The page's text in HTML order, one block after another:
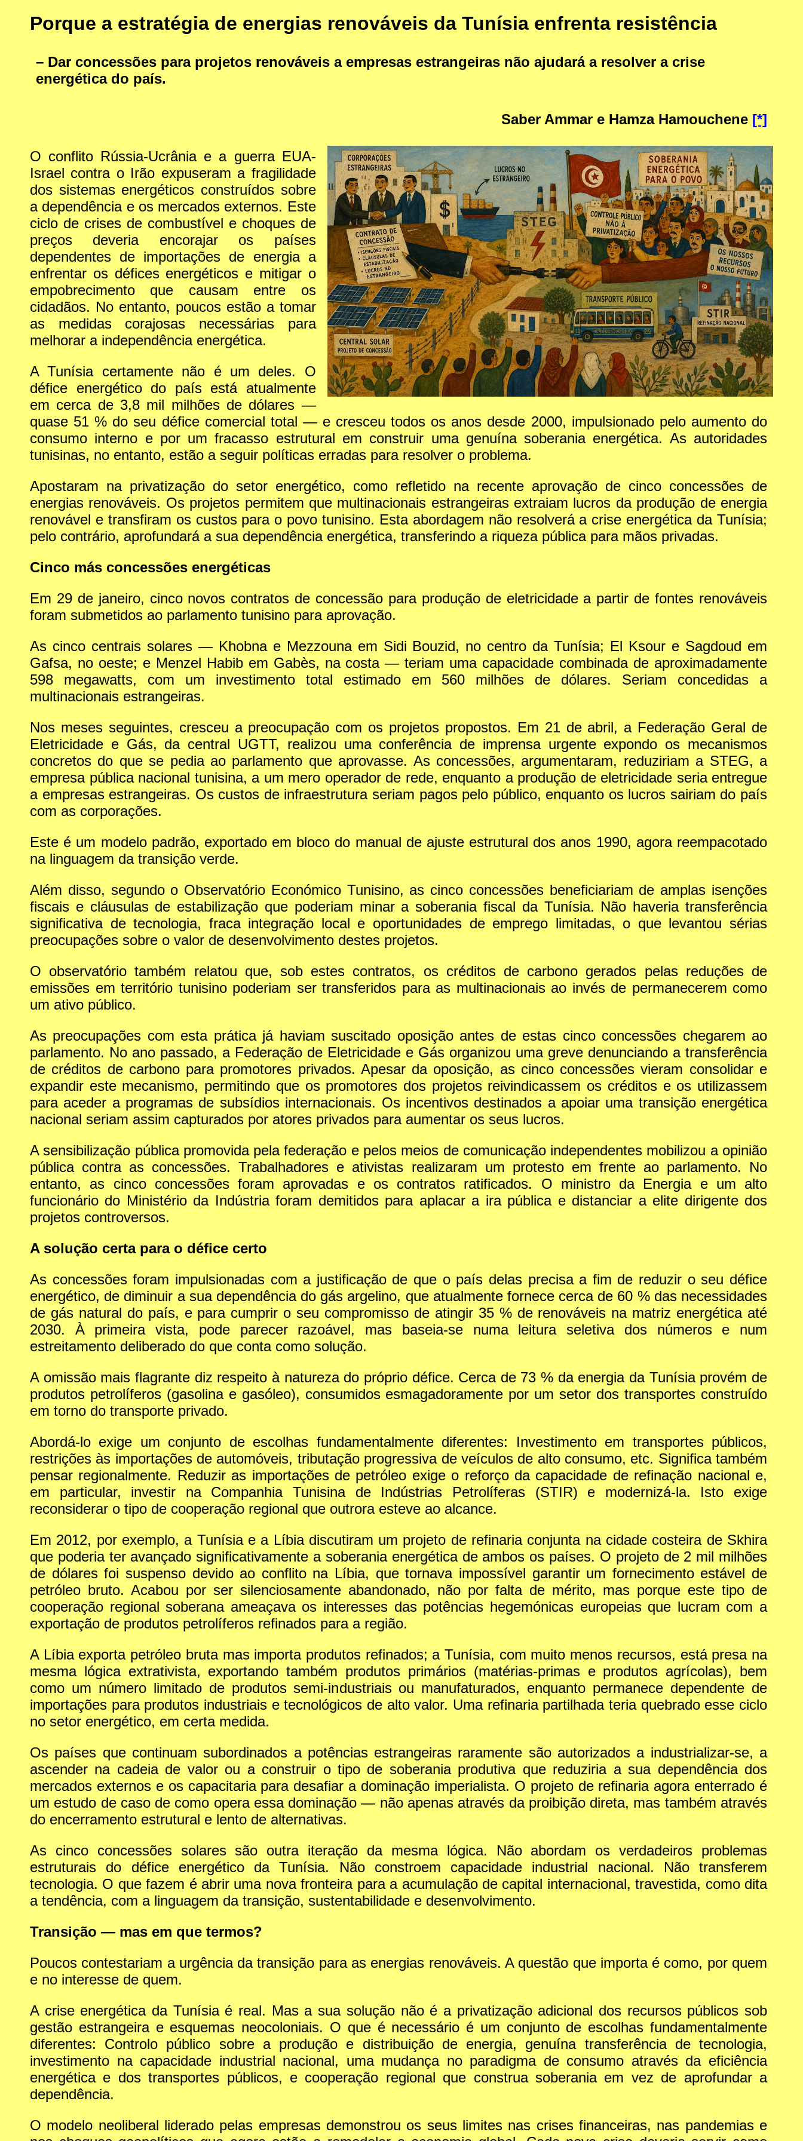
Porque a estratégia de energias renováveis da Tunísia enfrenta resistência
– Dar concessões para projetos renováveis a empresas estrangeiras não ajudará a resolver a crise
energética do país.
Saber Ammar e Hamza Hamouchene [*]
O conflito Rússia-Ucrânia e a guerra EUA-
Israel contra o Irão expuseram a fragilidade
dos sistemas energéticos construídos sobre
a dependência e os mercados externos. Este
ciclo de crises de combustível e choques de
preços deveria encorajar os países
dependentes de importações de energia a
enfrentar os défices energéticos e mitigar o
empobrecimento que causam entre os
cidadãos. No entanto, poucos estão a tomar
as medidas corajosas necessárias para
melhorar a independência energética.
A Tunísia certamente não é um deles. O
défice energético do país está atualmente
em cerca de 3,8 mil milhões de dólares —
quase 51 % do seu défice comercial total — e cresceu todos os anos desde 2000, impulsionado pelo aumento do
consumo interno e por um fracasso estrutural em construir uma genuína soberania energética. As autoridades
tunisinas, no entanto, estão a seguir políticas erradas para resolver o problema.
Apostaram na privatização do setor energético, como refletido na recente aprovação de cinco concessões de
energias renováveis. Os projetos permitem que multinacionais estrangeiras extraiam lucros da produção de energia
renovável e transfiram os custos para o povo tunisino. Esta abordagem não resolverá a crise energética da Tunísia;
pelo contrário, aprofundará a sua dependência energética, transferindo a riqueza pública para mãos privadas.
Cinco más concessões energéticas
Em 29 de janeiro, cinco novos contratos de concessão para produção de eletricidade a partir de fontes renováveis
foram submetidos ao parlamento tunisino para aprovação.
As cinco centrais solares — Khobna e Mezzouna em Sidi Bouzid, no centro da Tunísia; El Ksour e Sagdoud em
Gafsa, no oeste; e Menzel Habib em Gabès, na costa — teriam uma capacidade combinada de aproximadamente
598 megawatts, com um investimento total estimado em 560 milhões de dólares. Seriam concedidas a
multinacionais estrangeiras.
Nos meses seguintes, cresceu a preocupação com os projetos propostos. Em 21 de abril, a Federação Geral de
Eletricidade e Gás, da central UGTT, realizou uma conferência de imprensa urgente expondo os mecanismos
concretos do que se pedia ao parlamento que aprovasse. As concessões, argumentaram, reduziriam a STEG, a
empresa pública nacional tunisina, a um mero operador de rede, enquanto a produção de eletricidade seria entregue
a empresas estrangeiras. Os custos de infraestrutura seriam pagos pelo público, enquanto os lucros sairiam do país
com as corporações.
Este é um modelo padrão, exportado em bloco do manual de ajuste estrutural dos anos 1990, agora reempacotado
na linguagem da transição verde.
Além disso, segundo o Observatório Económico Tunisino, as cinco concessões beneficiariam de amplas isenções
fiscais e cláusulas de estabilização que poderiam minar a soberania fiscal da Tunísia. Não haveria transferência
significativa de tecnologia, fraca integração local e oportunidades de emprego limitadas, o que levantou sérias
preocupações sobre o valor de desenvolvimento destes projetos.
O observatório também relatou que, sob estes contratos, os créditos de carbono gerados pelas reduções de
emissões em território tunisino poderiam ser transferidos para as multinacionais ao invés de permanecerem como
um ativo público.
As preocupações com esta prática já haviam suscitado oposição antes de estas cinco concessões chegarem ao
parlamento. No ano passado, a Federação de Eletricidade e Gás organizou uma greve denunciando a transferência
de créditos de carbono para promotores privados. Apesar da oposição, as cinco concessões vieram consolidar e
expandir este mecanismo, permitindo que os promotores dos projetos reivindicassem os créditos e os utilizassem
para aceder a programas de subsídios internacionais. Os incentivos destinados a apoiar uma transição energética
nacional seriam assim capturados por atores privados para aumentar os seus lucros.
A sensibilização pública promovida pela federação e pelos meios de comunicação independentes mobilizou a opinião
pública contra as concessões. Trabalhadores e ativistas realizaram um protesto em frente ao parlamento. No
entanto, as cinco concessões foram aprovadas e os contratos ratificados. O ministro da Energia e um alto
funcionário do Ministério da Indústria foram demitidos para aplacar a ira pública e distanciar a elite dirigente dos
projetos controversos.
A solução certa para o défice certo
As concessões foram impulsionadas com a justificação de que o país delas precisa a fim de reduzir o seu défice
energético, de diminuir a sua dependência do gás argelino, que atualmente fornece cerca de 60 % das necessidades
de gás natural do país, e para cumprir o seu compromisso de atingir 35 % de renováveis na matriz energética até
2030. À primeira vista, pode parecer razoável, mas baseia-se numa leitura seletiva dos números e num
estreitamento deliberado do que conta como solução.
A omissão mais flagrante diz respeito à natureza do próprio défice. Cerca de 73 % da energia da Tunísia provém de
produtos petrolíferos (gasolina e gasóleo), consumidos esmagadoramente por um setor dos transportes construído
em torno do transporte privado.
Abordá-lo exige um conjunto de escolhas fundamentalmente diferentes: Investimento em transportes públicos,
restrições às importações de automóveis, tributação progressiva de veículos de alto consumo, etc. Significa também
pensar regionalmente. Reduzir as importações de petróleo exige o reforço da capacidade de refinação nacional e,
em particular, investir na Companhia Tunisina de Indústrias Petrolíferas (STIR) e modernizá-la. Isto exige
reconsiderar o tipo de cooperação regional que outrora esteve ao alcance.
Em 2012, por exemplo, a Tunísia e a Líbia discutiram um projeto de refinaria conjunta na cidade costeira de Skhira
que poderia ter avançado significativamente a soberania energética de ambos os países. O projeto de 2 mil milhões
de dólares foi suspenso devido ao conflito na Líbia, que tornava impossível garantir um fornecimento estável de
petróleo bruto. Acabou por ser silenciosamente abandonado, não por falta de mérito, mas porque este tipo de
cooperação regional soberana ameaçava os interesses das potências hegemónicas europeias que lucram com a
exportação de produtos petrolíferos refinados para a região.
A Líbia exporta petróleo bruta mas importa produtos refinados; a Tunísia, com muito menos recursos, está presa na
mesma lógica extrativista, exportando também produtos primários (matérias-primas e produtos agrícolas), bem
como um número limitado de produtos semi-industriais ou manufaturados, enquanto permanece dependente de
importações para produtos industriais e tecnológicos de alto valor. Uma refinaria partilhada teria quebrado esse ciclo
no setor energético, em certa medida.
Os países que continuam subordinados a potências estrangeiras raramente são autorizados a industrializar-se, a
ascender na cadeia de valor ou a construir o tipo de soberania produtiva que reduziria a sua dependência dos
mercados externos e os capacitaria para desafiar a dominação imperialista. O projeto de refinaria agora enterrado é
um estudo de caso de como opera essa dominação — não apenas através da proibição direta, mas também através
do encerramento estrutural e lento de alternativas.
As cinco concessões solares são outra iteração da mesma lógica. Não abordam os verdadeiros problemas
estruturais do défice energético da Tunísia. Não constroem capacidade industrial nacional. Não transferem
tecnologia. O que fazem é abrir uma nova fronteira para a acumulação de capital internacional, travestida, como dita
a tendência, com a linguagem da transição, sustentabilidade e desenvolvimento.
Transição — mas em que termos?
Poucos contestariam a urgência da transição para as energias renováveis. A questão que importa é como, por quem
e no interesse de quem.
A crise energética da Tunísia é real. Mas a sua solução não é a privatização adicional dos recursos públicos sob
gestão estrangeira e esquemas neocoloniais. O que é necessário é um conjunto de escolhas fundamentalmente
diferentes: Controlo público sobre a produção e distribuição de energia, genuína transferência de tecnologia,
investimento na capacidade industrial nacional, uma mudança no paradigma de consumo através da eficiência
energética e dos transportes públicos, e cooperação regional que construa soberania em vez de aprofundar a
dependência.
O modelo neoliberal liderado pelas empresas demonstrou os seus limites nas crises financeiras, nas pandemias e